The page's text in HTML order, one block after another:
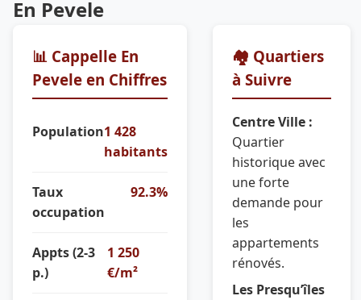
En Pevele
📊 Cappelle En
Pevele en Chiffres
Population1 428
habitants
Taux
occupation
92.3%
Appts (2-3
p.)
1 250
€/m²
🏘️ Quartiers
à Suivre
Centre Ville :
Quartier
historique avec
une forte
demande pour
les
appartements
rénovés.
Les Presqu’îles